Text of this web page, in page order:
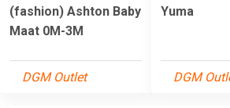
(fashion) Ashton Baby
Maat 0M-3M
DGM Outlet
Yuma
DGM